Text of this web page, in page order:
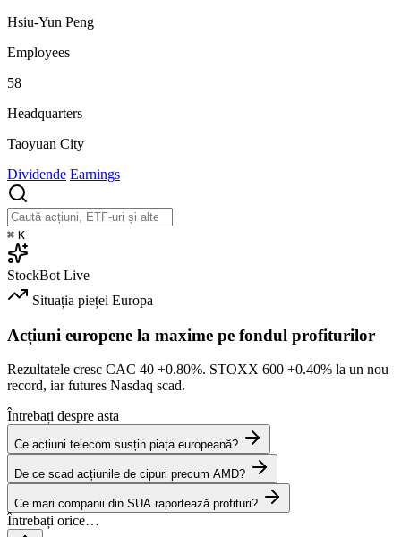
Hsiu-Yun Peng
Employees
58
Headquarters
Taoyuan City
Dividende Earnings
⌘ K
StockBot Live
Situația pieței Europa
Acțiuni europene la maxime pe fondul profiturilor
Rezultatele cresc CAC 40 +0.80%. STOXX 600 +0.40% la un nou
record, iar futures Nasdaq scad.
Întrebați despre asta
Ce acțiuni telecom susțin piața europeană?
De ce scad acțiunile de cipuri precum AMD?
Ce mari companii din SUA raportează profituri?